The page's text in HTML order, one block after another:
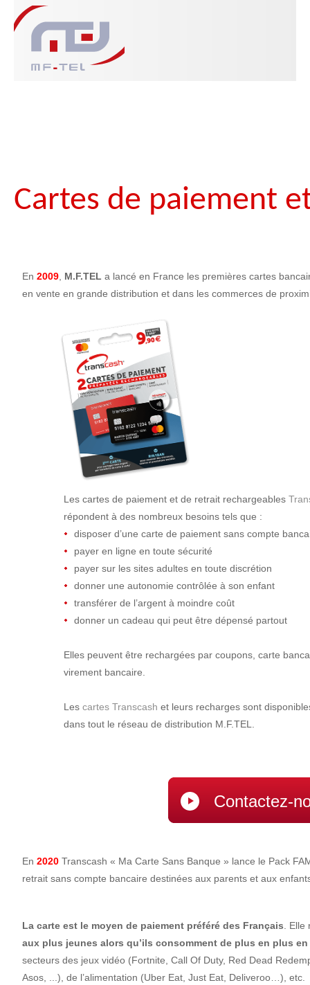
Cartes de paiement
En 2009 M.F.TEL a lancé en France les premières cartes
en vente en grande distribution et dans les commerces de
Les cartes de paiement et de retrait rechargeables
répondent à des nombreux besoins tels que :
disposer d’une carte de paiement sans compte
payer en ligne en toute sécurité
payer sur les sites adultes en toute discrétion
donner une autonomie contrôlée à son enfant
transférer de l’argent à moindre coût
donner un cadeau qui peut être dépensé partout
Elles peuvent être rechargées par coupons, carte
virement bancaire.
Les cartes Transcash et leurs recharges sont
dans tout le réseau de distribution M.F.TEL.
Contactez-
En 2020 Transcash « Ma Carte Sans Banque » lance le Pack
retrait sans compte bancaire destinées aux parents et aux
La carte est le moyen de paiement préféré des Français .
aux plus jeunes alors qu’ils consomment de plus en plus
secteurs des jeux vidéo (Fortnite, Call Of Duty, Red Dead
Asos, ...), de l’alimentation (Uber Eat, Just Eat, Deliveroo…), etc.